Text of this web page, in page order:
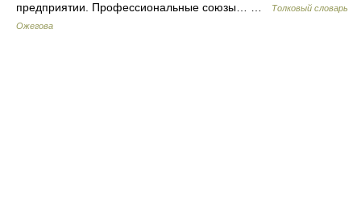
предприятии. Профессиональные союзы… …
Толковый словарь
Ожегова